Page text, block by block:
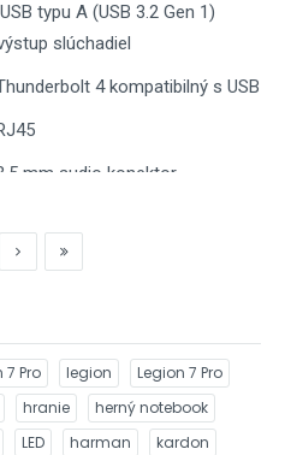
typu A (USB 3.2 Gen 1)
slúchadiel
4 kompatibilný s USB-
mm audio konektor
kg
11 64-bit
4 900 €
7 Pro legion
Legion 7 Pro
hranie
herný notebook
LED harman
kardon